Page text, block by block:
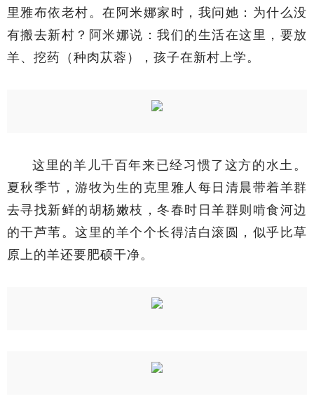
里雅布依老村。在阿米娜家时，我问她：为什么没
有搬去新村？阿米娜说：我们的生活在这里，要放
羊、挖药（种肉苁蓉），孩子在新村上学。
这里的羊儿千百年来已经习惯了这方的水土。
夏秋季节，游牧为生的克里雅人每日清晨带着羊群
去寻找新鲜的胡杨嫩枝，冬春时日羊群则啃食河边
的干芦苇。这里的羊个个长得洁白滚圆，似乎比草
原上的羊还要肥硕干净。